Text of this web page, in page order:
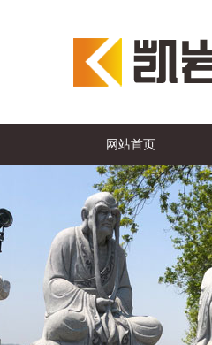
网站首页